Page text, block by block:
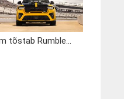
tõstab Rumble...